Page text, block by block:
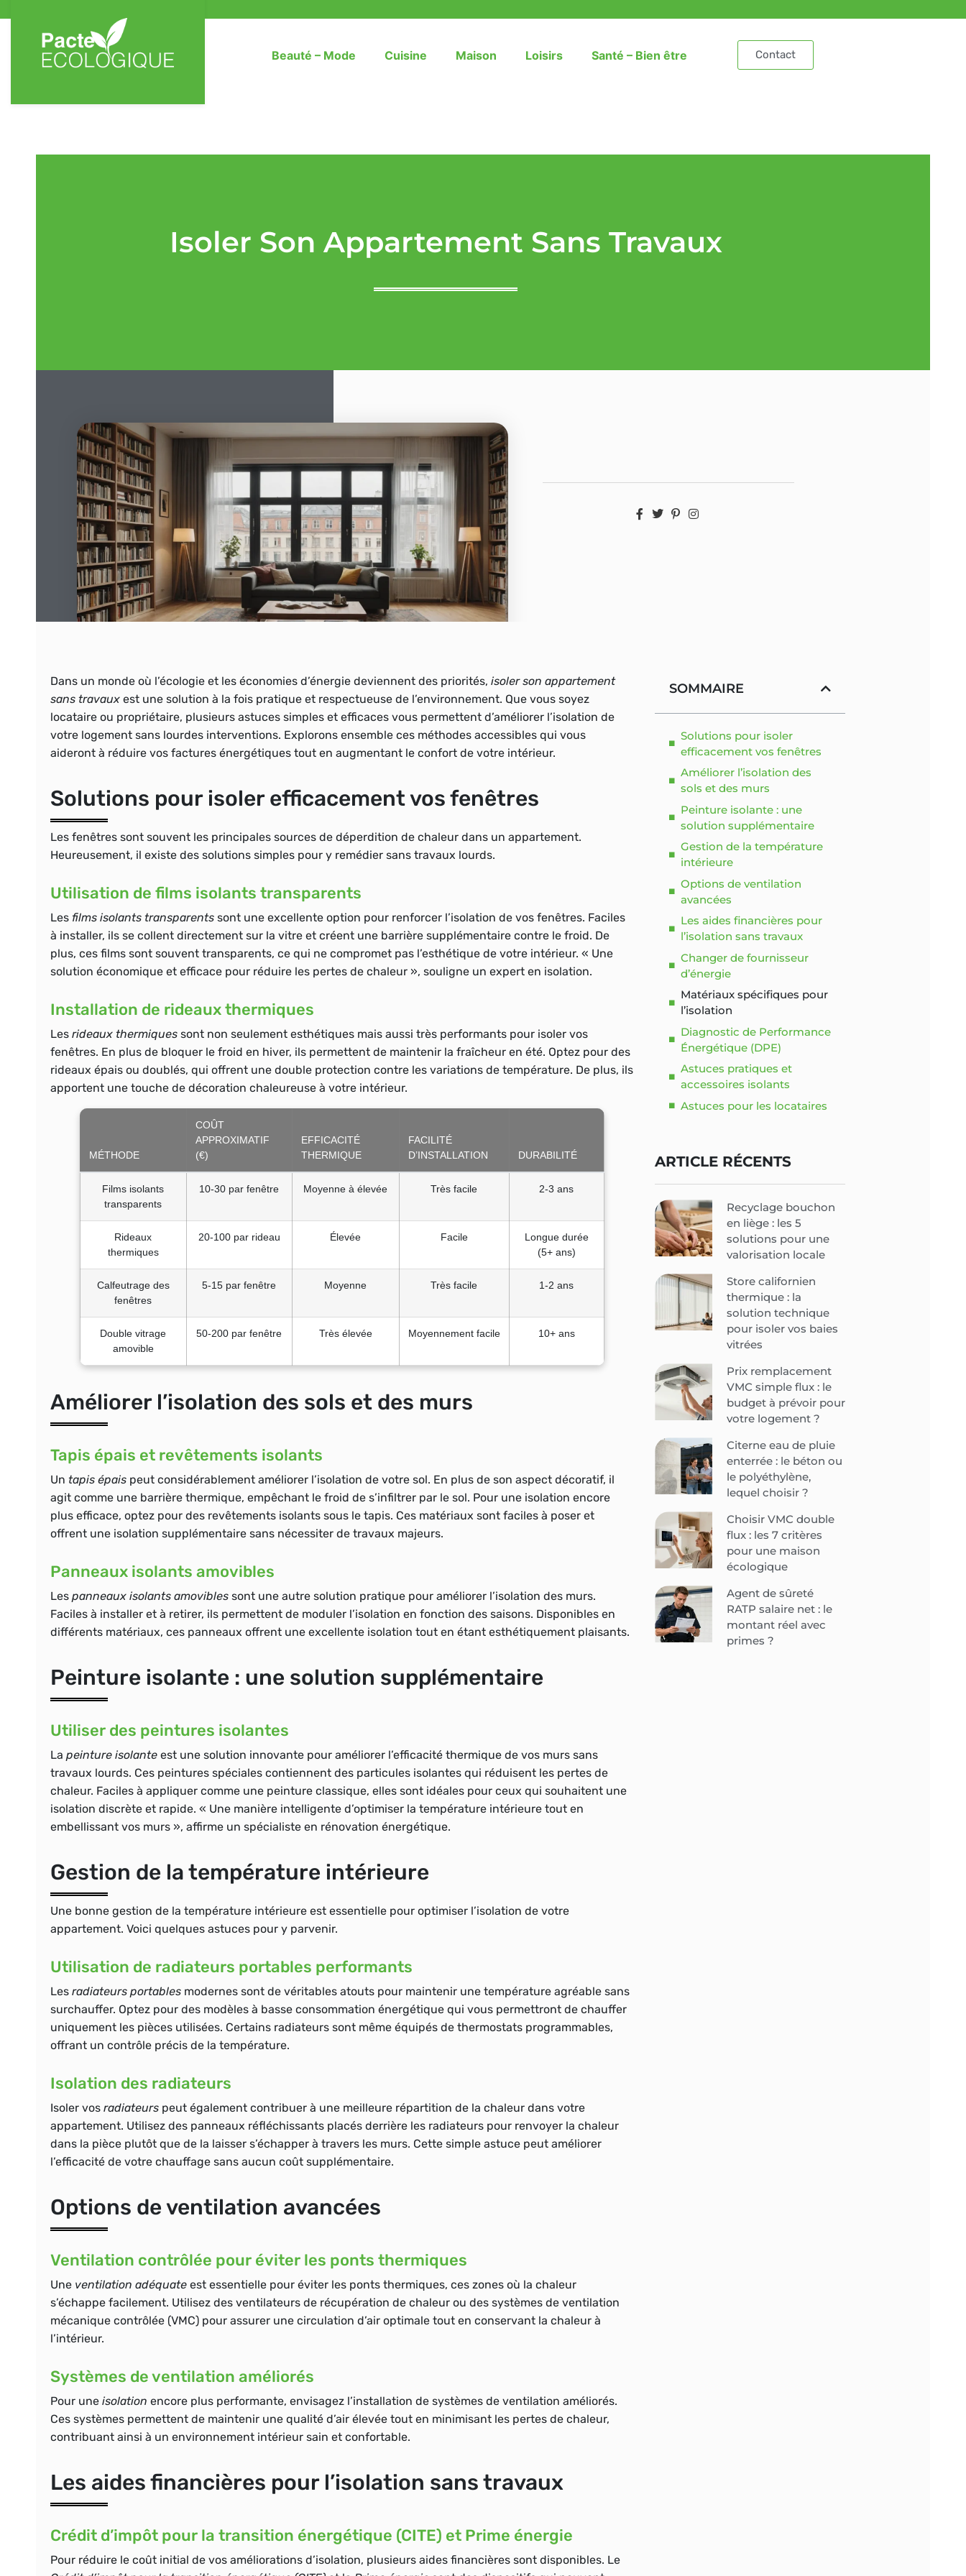
Beauté – Mode Cuisine Maison Loisirs Santé – Bien être Contact
Isoler Son Appartement Sans Travaux
Dans un monde où l’écologie et les économies d’énergie deviennent des priorités, isoler son appartement
sans travaux est une solution à la fois pratique et respectueuse de l’environnement. Que vous soyez
locataire ou propriétaire, plusieurs astuces simples et efficaces vous permettent d’améliorer l’isolation de
votre logement sans lourdes interventions. Explorons ensemble ces méthodes accessibles qui vous
aideront à réduire vos factures énergétiques tout en augmentant le confort de votre intérieur.
Solutions pour isoler efficacement vos fenêtres
Les fenêtres sont souvent les principales sources de déperdition de chaleur dans un appartement.
Heureusement, il existe des solutions simples pour y remédier sans travaux lourds.
Utilisation de films isolants transparents
Les films isolants transparents sont une excellente option pour renforcer l’isolation de vos fenêtres. Faciles
à installer, ils se collent directement sur la vitre et créent une barrière supplémentaire contre le froid. De
plus, ces films sont souvent transparents, ce qui ne compromet pas l’esthétique de votre intérieur. « Une
solution économique et efficace pour réduire les pertes de chaleur », souligne un expert en isolation.
Installation de rideaux thermiques
Les rideaux thermiques sont non seulement esthétiques mais aussi très performants pour isoler vos
fenêtres. En plus de bloquer le froid en hiver, ils permettent de maintenir la fraîcheur en été. Optez pour des
rideaux épais ou doublés, qui offrent une double protection contre les variations de température. De plus, ils
apportent une touche de décoration chaleureuse à votre intérieur.
MÉTHODE
COÛT
APPROXIMATIF
(€)
EFFICACITÉ
THERMIQUE
FACILITÉ
D’INSTALLATION
DURABILITÉ
Films isolants
transparents
10-30 par fenêtre Moyenne à élevée Très facile 2-3 ans
Rideaux
thermiques
20-100 par rideau Élevée Facile
Longue durée
(5+ ans)
Calfeutrage des
fenêtres
5-15 par fenêtre Moyenne Très facile 1-2 ans
Double vitrage
amovible
50-200 par fenêtre Très élevée Moyennement facile 10+ ans
Améliorer l’isolation des sols et des murs
Tapis épais et revêtements isolants
Un tapis épais peut considérablement améliorer l’isolation de votre sol. En plus de son aspect décoratif, il
agit comme une barrière thermique, empêchant le froid de s’infiltrer par le sol. Pour une isolation encore
plus efficace, optez pour des revêtements isolants sous le tapis. Ces matériaux sont faciles à poser et
offrent une isolation supplémentaire sans nécessiter de travaux majeurs.
Panneaux isolants amovibles
Les panneaux isolants amovibles sont une autre solution pratique pour améliorer l’isolation des murs.
Faciles à installer et à retirer, ils permettent de moduler l’isolation en fonction des saisons. Disponibles en
différents matériaux, ces panneaux offrent une excellente isolation tout en étant esthétiquement plaisants.
Peinture isolante : une solution supplémentaire
Utiliser des peintures isolantes
La peinture isolante est une solution innovante pour améliorer l’efficacité thermique de vos murs sans
travaux lourds. Ces peintures spéciales contiennent des particules isolantes qui réduisent les pertes de
chaleur. Faciles à appliquer comme une peinture classique, elles sont idéales pour ceux qui souhaitent une
isolation discrète et rapide. « Une manière intelligente d’optimiser la température intérieure tout en
embellissant vos murs », affirme un spécialiste en rénovation énergétique.
Gestion de la température intérieure
Une bonne gestion de la température intérieure est essentielle pour optimiser l’isolation de votre
appartement. Voici quelques astuces pour y parvenir.
Utilisation de radiateurs portables performants
Les radiateurs portables modernes sont de véritables atouts pour maintenir une température agréable sans
surchauffer. Optez pour des modèles à basse consommation énergétique qui vous permettront de chauffer
uniquement les pièces utilisées. Certains radiateurs sont même équipés de thermostats programmables,
offrant un contrôle précis de la température.
Isolation des radiateurs
Isoler vos radiateurs peut également contribuer à une meilleure répartition de la chaleur dans votre
appartement. Utilisez des panneaux réfléchissants placés derrière les radiateurs pour renvoyer la chaleur
dans la pièce plutôt que de la laisser s’échapper à travers les murs. Cette simple astuce peut améliorer
l’efficacité de votre chauffage sans aucun coût supplémentaire.
Options de ventilation avancées
Ventilation contrôlée pour éviter les ponts thermiques
Une ventilation adéquate est essentielle pour éviter les ponts thermiques, ces zones où la chaleur
s’échappe facilement. Utilisez des ventilateurs de récupération de chaleur ou des systèmes de ventilation
mécanique contrôlée (VMC) pour assurer une circulation d’air optimale tout en conservant la chaleur à
l’intérieur.
Systèmes de ventilation améliorés
Pour une isolation encore plus performante, envisagez l’installation de systèmes de ventilation améliorés.
Ces systèmes permettent de maintenir une qualité d’air élevée tout en minimisant les pertes de chaleur,
contribuant ainsi à un environnement intérieur sain et confortable.
Les aides financières pour l’isolation sans travaux
Crédit d’impôt pour la transition énergétique (CITE) et Prime énergie
Pour réduire le coût initial de vos améliorations d’isolation, plusieurs aides financières sont disponibles. Le
SOMMAIRE
Solutions pour isoler
efficacement vos fenêtres
Améliorer l’isolation des
sols et des murs
Peinture isolante : une
solution supplémentaire
Gestion de la température
intérieure
Options de ventilation
avancées
Les aides financières pour
l’isolation sans travaux
Changer de fournisseur
d’énergie
Matériaux spécifiques pour
l’isolation
Diagnostic de Performance
Énergétique (DPE)
Astuces pratiques et
accessoires isolants
Astuces pour les locataires
ARTICLE RÉCENTS
Recyclage bouchon
en liège : les 5
solutions pour une
valorisation locale
Store californien
thermique : la
solution technique
pour isoler vos baies
vitrées
Prix remplacement
VMC simple flux : le
budget à prévoir pour
votre logement ?
Citerne eau de pluie
enterrée : le béton ou
le polyéthylène,
lequel choisir ?
Choisir VMC double
flux : les 7 critères
pour une maison
écologique
Agent de sûreté
RATP salaire net : le
montant réel avec
primes ?